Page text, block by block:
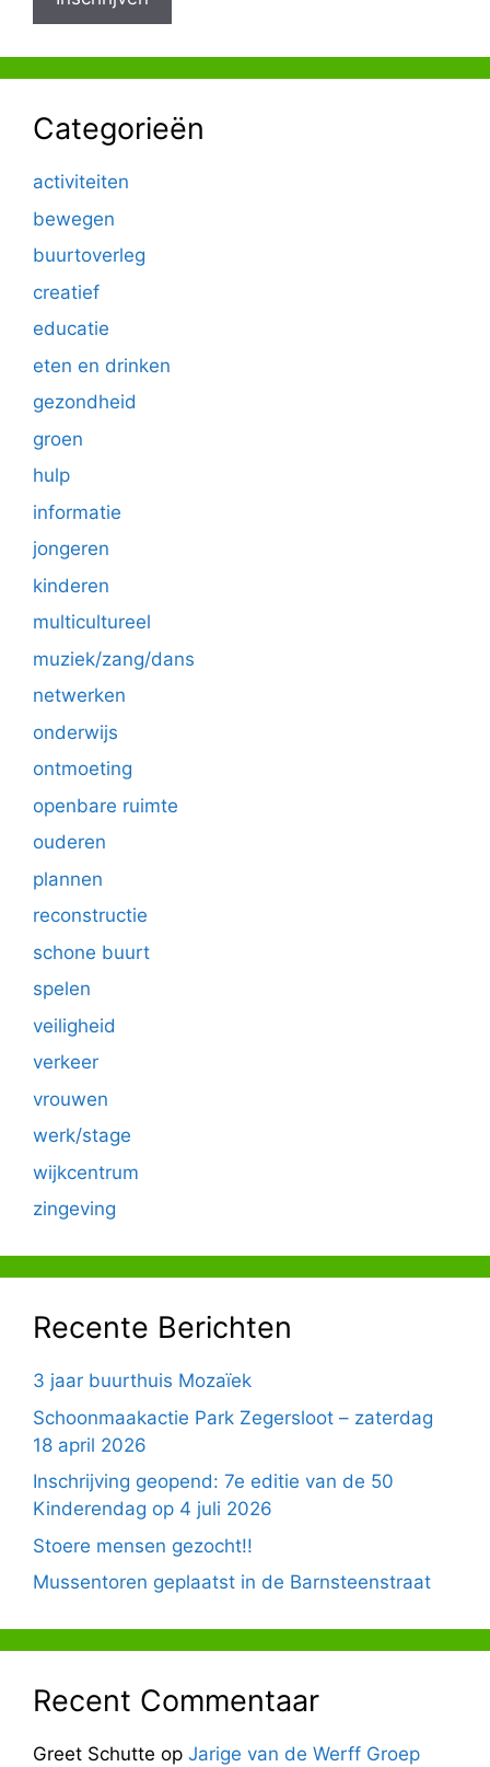
Categorieën
activiteiten
bewegen
buurtoverleg
creatief
educatie
eten en drinken
gezondheid
groen
hulp
informatie
jongeren
kinderen
multicultureel
muziek/zang/dans
netwerken
onderwijs
ontmoeting
openbare ruimte
ouderen
plannen
reconstructie
schone buurt
spelen
veiligheid
verkeer
vrouwen
werk/stage
wijkcentrum
zingeving
Recente Berichten
3 jaar buurthuis Mozaïek
Schoonmaakactie Park Zegersloot – zaterdag
18 april 2026
Inschrijving geopend: 7e editie van de 50
Kinderendag op 4 juli 2026
Stoere mensen gezocht!!
Mussentoren geplaatst in de Barnsteenstraat
Recent Commentaar
Greet Schutte op Jarige van de Werff Groep